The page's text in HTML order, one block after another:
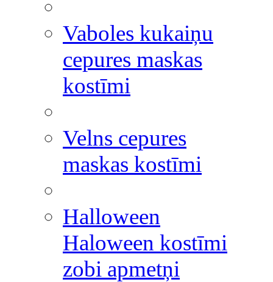
Vaboles kukaiņu
cepures maskas
kostīmi
Velns cepures
maskas kostīmi
Halloween
Haloween kostīmi
zobi apmetņi